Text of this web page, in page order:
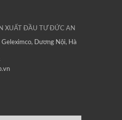
XUẤT ĐẦU TƯ ĐỨC AN
Dương Nội, Hà